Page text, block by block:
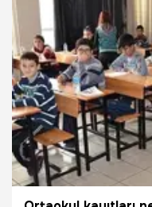
22.07.2024 Gündem